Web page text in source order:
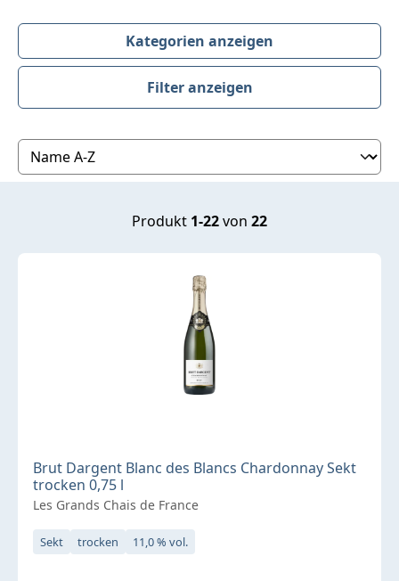
Kategorien anzeigen
Filter anzeigen
Produktübersicht
Produkt 1-22von 22
Brut Dargent Blanc des Blancs Chardonnay Sekt
trocken 0,75 l
Les Grands Chais de France
Sekt trocken 11,0 % vol.